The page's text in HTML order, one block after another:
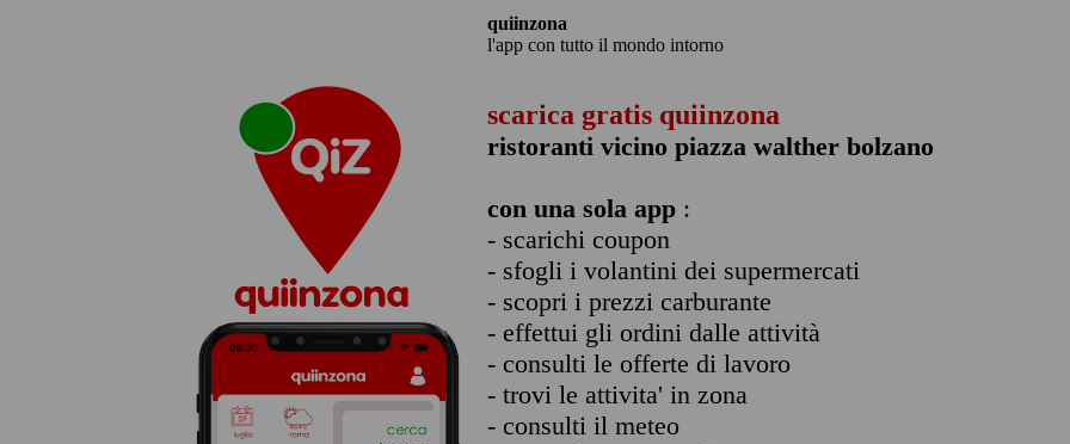
quiinzona
l'app con tutto il mondo intorno
scarica gratis quiinzona
ristoranti vicino piazza walther bolzano
con una sola app :
- scarichi coupon
- sfogli i volantini dei supermercati
- scopri i prezzi carburante
- effettui gli ordini dalle attività
- consulti le offerte di lavoro
- trovi le attivita' in zona
- consulti il meteo